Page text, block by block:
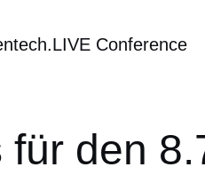
Conference
den